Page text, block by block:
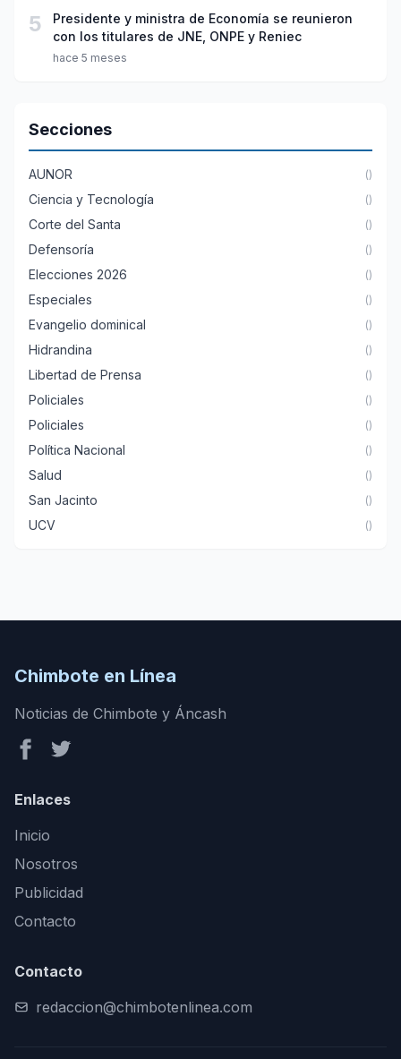
5
Presidente y ministra de Economía se reunieron
con los titulares de JNE, ONPE y Reniec
hace 5 meses
Secciones
AUNOR ()
Ciencia y Tecnología ()
Corte del Santa ()
Defensoría ()
Elecciones 2026 ()
Especiales ()
Evangelio dominical ()
Hidrandina ()
Libertad de Prensa ()
Policiales ()
Policiales ()
Política Nacional ()
Salud ()
San Jacinto ()
UCV ()
Chimbote en Línea
Noticias de Chimbote y Áncash
Enlaces
Inicio
Nosotros
Publicidad
Contacto
Contacto
redaccion@chimbotenlinea.com